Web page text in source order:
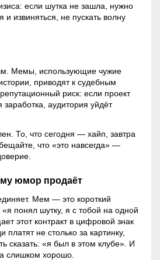
если шутка не зашла, нужно
и извиняться, не пускать волну
Мемы, использующие чужие
приводят к судебным
риск: если проект
аудитория уйдёт
То, что сегодня — хайп, завтра
что «это навсегда» —
юмор продаёт
Мем — это короткий
понял шутку, я с тобой на одной
этот контракт в цифровой знак
не столько за картинку,
сказать: «я был в этом клубе». И
слишком хорошо.